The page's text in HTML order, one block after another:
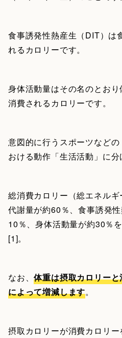
食事誘発性熱産生（DIT）は
れるカロリーです。
身体活動量はその名のとお
消費されるカロリーです。
意図的に行うスポーツなど
おける動作「生活活動」に分
総消費カロリー（総エネル
代謝量が約60％、食事誘発
10％、身体活動量が約30％
[1]。
なお、体重は摂取カロリー
によって増減します。
摂取カロリーが消費カロリ